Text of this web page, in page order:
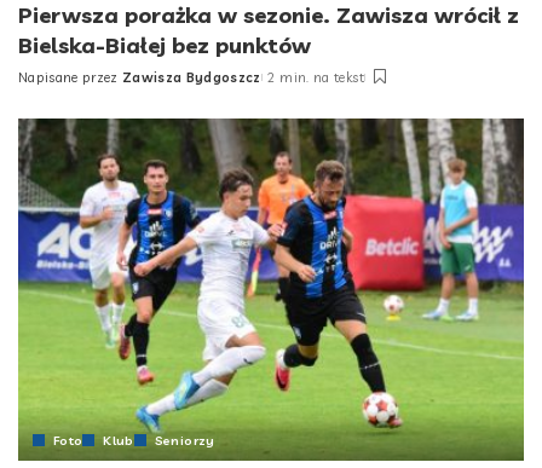
Pierwsza porażka w sezonie. Zawisza wrócił z
Bielska-Białej bez punktów
Posted
Napisane przez Zawisza Bydgoszcz 2 min. na tekst
Foto Klub Seniorzy